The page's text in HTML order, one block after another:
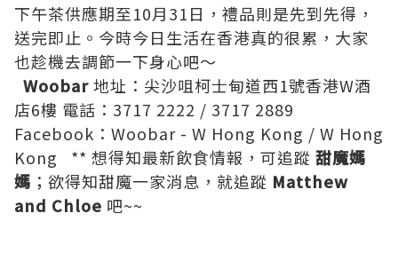
下午茶供應期至10月31日，禮品則是先到先得，
送完即止。今時今日生活在香港真的很累，大家
也趁機去調節一下身心吧～
Woobar地址：尖沙咀柯士甸道西1號香港W酒
店6樓 電話：3717 2222 / 3717 2889
Facebook： Woobar - W Hong Kong / W Hong
Kong ** 想得知最新飲食情報，可追蹤 甜魔媽
媽 ；欲得知甜魔一家消息，就追蹤 Matthew
and Chloe 吧~~